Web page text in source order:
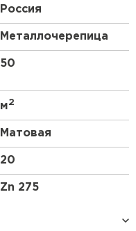
Россия
Металлочерепица
50
м2
Матовая
20
Zn 275